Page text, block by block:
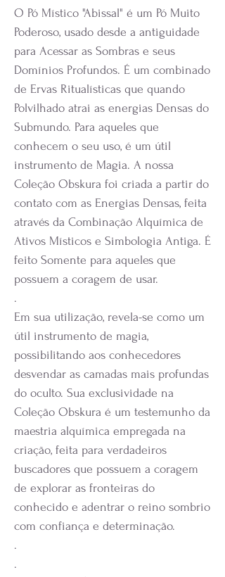
O Pó Místico "Abissal" é um Pó Muito
Poderoso, usado desde a antiguidade
para Acessar as Sombras e seus
Domínios Profundos. É um combinado
de Ervas Ritualísticas que quando
Polvilhado atrai as energias Densas do
Submundo. Para aqueles que
conhecem o seu uso, é um útil
instrumento de Magia. A nossa
Coleção Obskura foi criada a partir do
contato com as Energias Densas, feita
através da Combinação Alquímica de
Ativos Místicos e Simbologia Antiga. É
feito Somente para aqueles que
possuem a coragem de usar.
.
Em sua utilização, revela-se como um
útil instrumento de magia,
possibilitando aos conhecedores
desvendar as camadas mais profundas
do oculto. Sua exclusividade na
Coleção Obskura é um testemunho da
maestria alquímica empregada na
criação, feita para verdadeiros
buscadores que possuem a coragem
de explorar as fronteiras do
conhecido e adentrar o reino sombrio
com confiança e determinação.
.
.